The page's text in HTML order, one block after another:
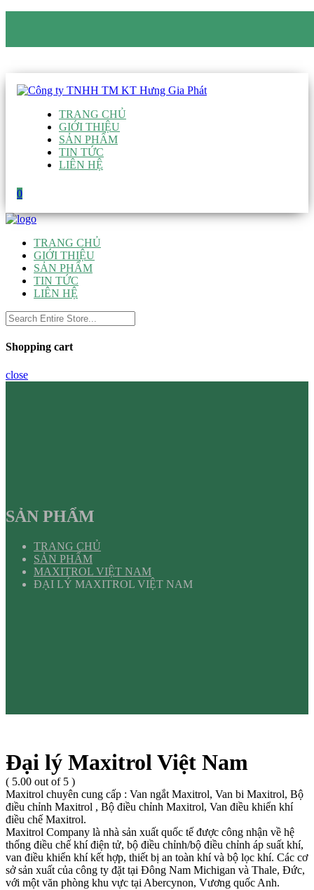
TRANG CHỦ
GIỚI THIỆU
SẢN PHẨM
TIN TỨC
LIÊN HỆ
0
TRANG CHỦ
GIỚI THIỆU
SẢN PHẨM
TIN TỨC
LIÊN HỆ
Shopping cart
close
SẢN PHẨM
TRANG CHỦ
SẢN PHẨM
MAXITROL VIỆT NAM
ĐẠI LÝ MAXITROL VIỆT NAM
Đại lý Maxitrol Việt Nam
( 5.00 out of 5 )
Maxitrol chuyên cung cấp : Van ngắt Maxitrol, Van bi Maxitrol, Bộ
điều chỉnh Maxitrol , Bộ điều chỉnh Maxitrol, Van điều khiển khí
điều chế Maxitrol.
Maxitrol Company là nhà sản xuất quốc tế được công nhận về hệ
thống điều chế khí điện tử, bộ điều chỉnh/bộ điều chỉnh áp suất khí,
van điều khiển khí kết hợp, thiết bị an toàn khí và bộ lọc khí. Các cơ
sở sản xuất của công ty đặt tại Đông Nam Michigan và Thale, Đức,
với một văn phòng khu vực tại Abercynon, Vương quốc Anh.